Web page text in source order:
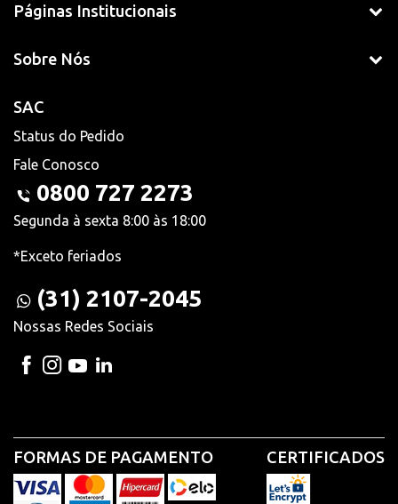
Páginas Institucionais
Sobre Nós
SAC
Status do Pedido
Fale Conosco
0800 727 2273
Segunda à sexta 8:00 às 18:00
*Exceto feriados
(31) 2107-2045
Nossas Redes Sociais
FORMAS DE PAGAMENTO CERTIFICADOS